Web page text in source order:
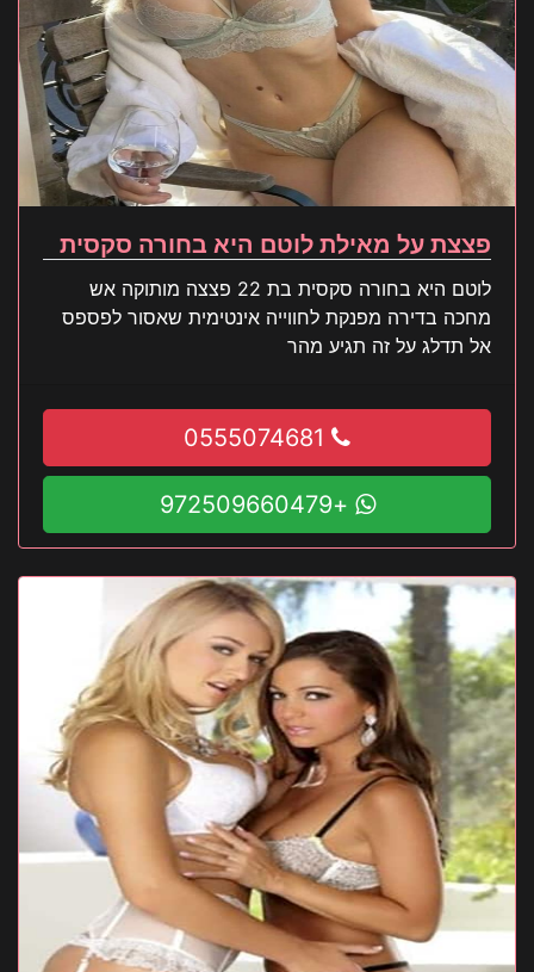
פצצת על מאילת לוטם היא בחורה סקסית
לוטם היא בחורה סקסית בת 22 פצצה מותוקה אש
מחכה בדירה מפנקת לחווייה אינטימית שאסור לפספס
אל תדלג על זה תגיע מהר
+972509660479